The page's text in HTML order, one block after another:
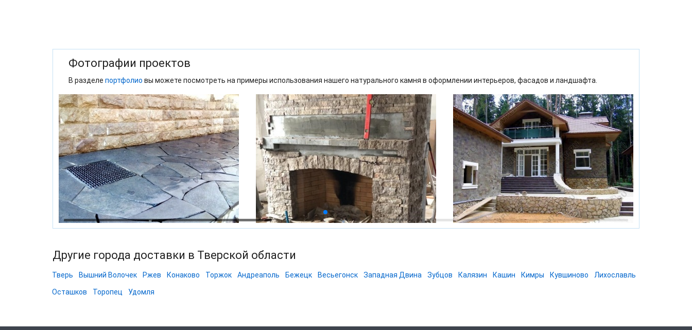
Фотографии проектов
В разделе портфолио вы можете посмотреть на примеры использования нашего натурального камня в оформлении интерьеров, фасадов и ландшафта.
Другие города доставки в Тверской области
Тверь Вышний Волочек Ржев Конаково Торжок Андреаполь Бежецк Весьегонск Западная Двина Зубцов Калязин Кашин Кимры Кувшиново Лихославль
Осташков Торопец Удомля